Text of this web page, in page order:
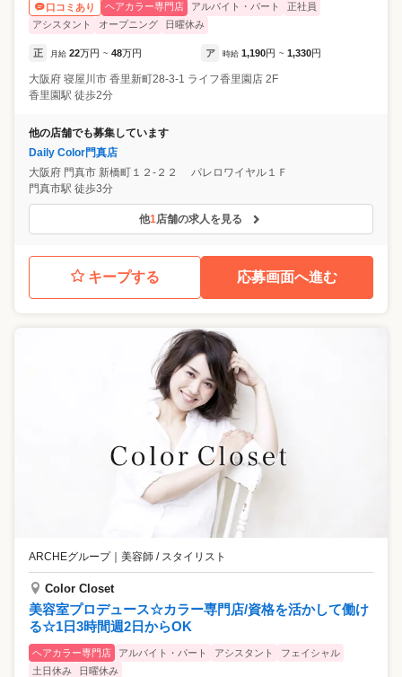
口コミあり
ヘアカラー専門店 アルバイト・パート
正社員
アシスタント
オープニング 日曜休み
正 月給 22万円 ~ 48万円 ア 時給 1,190円 ~ 1,330円
大阪府 寝屋川市 香里新町28-3-1 ライフ香里園店 2F
香里園駅 徒歩2分
他の店舗でも募集しています
Daily Color門真店
大阪府 門真市 新橋町１２‐２２ パレロワイヤル１Ｆ
門真市駅 徒歩3分
他1店舗の求人を見る
キープする 応募画面へ進む
ARCHEグループ｜ 美容師 / スタイリスト
Color Closet
美容室プロデュース☆カラー専門店/資格を活かして働け
る☆1日3時間週2日からOK
ヘアカラー専門店 アルバイト・パート アシスタント
フェイシャル
土日休み
日曜休み